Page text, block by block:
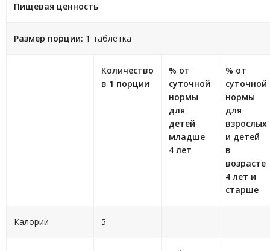
Пищевая ценность
Размер порции: 1 таблетка
Количество
в 1 порции
% от
суточной
нормы
для
детей
младше
4 лет
% от
суточной
нормы
для
взрослых
и детей
в
возрасте
4 лет и
старше
Калории 5